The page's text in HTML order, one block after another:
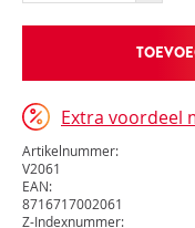
Extra voordeel
Artikelnummer:
V2061
EAN:
8716717002061
Z-Indexnummer: